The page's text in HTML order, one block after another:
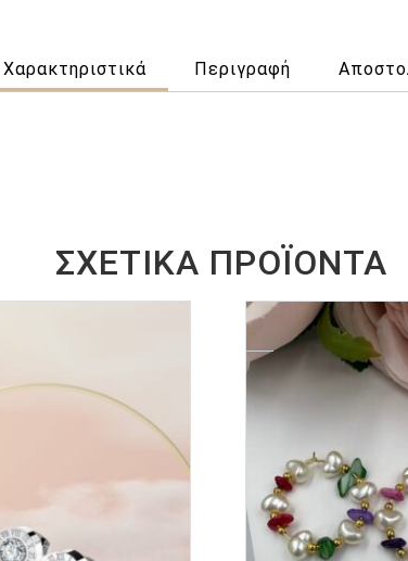
Χαρακτηριστικά Περιγραφή
ΣΧΕΤΙΚΆ ΠΡΟΪΌΝΤΑ